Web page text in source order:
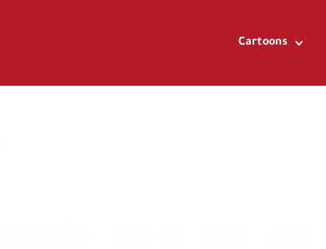
Cartoons